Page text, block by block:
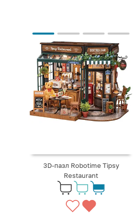
3D-пазл Robotime Tipsy
Restaurant